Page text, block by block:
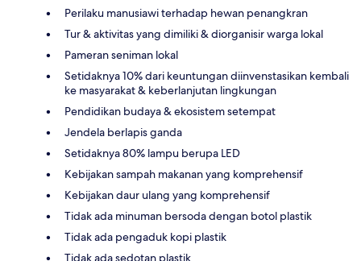
Perilaku manusiawi terhadap hewan penangkran
Tur & aktivitas yang dimiliki & diorganisir warga lokal
Pameran seniman lokal
Setidaknya 10% dari keuntungan diinvenstasikan kembali
ke masyarakat & keberlanjutan lingkungan
Pendidikan budaya & ekosistem setempat
Jendela berlapis ganda
Setidaknya 80% lampu berupa LED
Kebijakan sampah makanan yang komprehensif
Kebijakan daur ulang yang komprehensif
Tidak ada minuman bersoda dengan botol plastik
Tidak ada pengaduk kopi plastik
Tidak ada sedotan plastik